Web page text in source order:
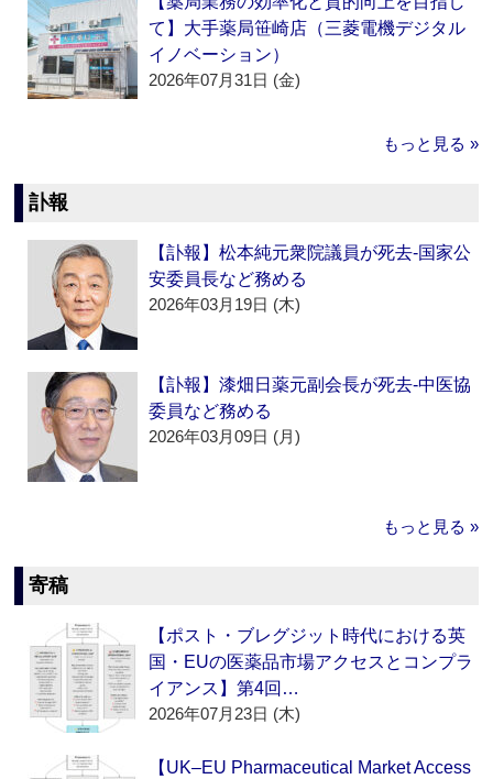
て】大手薬局笹崎店（三菱電機デジタル
イノベーション）
2026年07月31日 (金)
もっと見る »
訃報
【訃報】松本純元衆院議員が死去‐国家公
安委員長など務める
2026年03月19日 (木)
【訃報】漆畑日薬元副会長が死去‐中医協
委員など務める
2026年03月09日 (月)
もっと見る »
寄稿
【ポスト・ブレグジット時代における英
国・EUの医薬品市場アクセスとコンプラ
イアンス】第4回…
2026年07月23日 (木)
【UK–EU Pharmaceutical Market Access